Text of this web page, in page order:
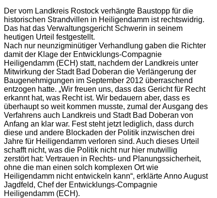
Der vom Landkreis Rostock verhängte Baustopp für die
historischen Strandvillen in Heiligendamm ist rechtswidrig.
Das hat das Verwaltungsgericht Schwerin in seinem
heutigen Urteil festgestellt.
Nach nur neunzigminütiger Verhandlung gaben die Richter
damit der Klage der Entwicklungs-Compagnie
Heiligendamm (ECH) statt, nachdem der Landkreis unter
Mitwirkung der Stadt Bad Doberan die Verlängerung der
Baugenehmigungen im September 2012 überraschend
entzogen hatte. „Wir freuen uns, dass das Gericht für Recht
erkannt hat, was Recht ist. Wir bedauern aber, dass es
überhaupt so weit kommen musste, zumal der Ausgang des
Verfahrens auch Landkreis und Stadt Bad Doberan von
Anfang an klar war. Fest steht jetzt lediglich, dass durch
diese und andere Blockaden der Politik inzwischen drei
Jahre für Heiligendamm verloren sind. Auch dieses Urteil
schafft nicht, was die Politik nicht nur hier mutwillig
zerstört hat: Vertrauen in Rechts- und Planungssicherheit,
ohne die man einen solch komplexen Ort wie
Heiligendamm nicht entwickeln kann“, erklärte Anno August
Jagdfeld, Chef der Entwicklungs-Compagnie
Heiligendamm (ECH).